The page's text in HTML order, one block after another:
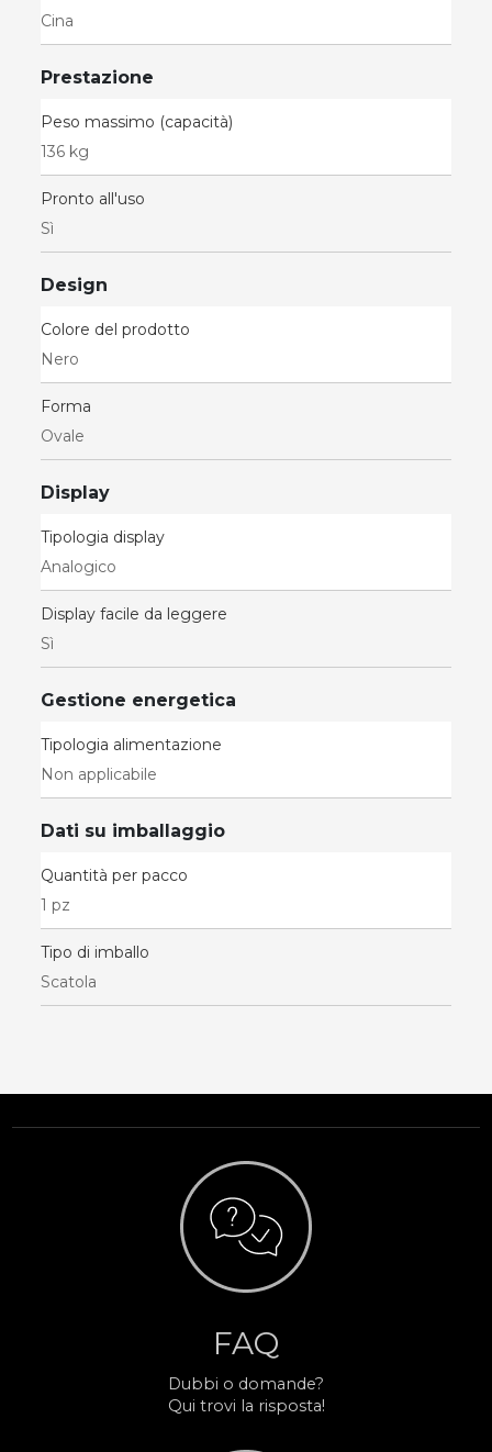
Cina
Prestazione
Peso massimo (capacità)
136 kg
Pronto all'uso
Sì
Design
Colore del prodotto
Nero
Forma
Ovale
Display
Tipologia display
Analogico
Display facile da leggere
Sì
Gestione energetica
Tipologia alimentazione
Non applicabile
Dati su imballaggio
Quantità per pacco
1 pz
Tipo di imballo
Scatola
FAQ
Dubbi o domande?
Qui trovi la risposta!